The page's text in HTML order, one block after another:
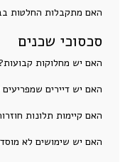
האם מתקבלות החלטות
סכסוכי שכנים
האם יש מחלוקות קבועות?
האם יש דיירים
האם קיימות תלונות
האם יש שימושים לא